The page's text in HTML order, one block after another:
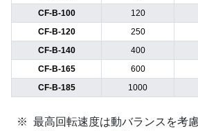
CF-B-100
120
CF-B-120
250
CF-B-140
400
CF-B-165
600
CF-B-185
1000
最高回転速度は動バランスを考